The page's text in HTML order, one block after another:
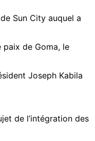
Sun City auquel a
paix de Goma, le
Joseph Kabila
de l’intégration des